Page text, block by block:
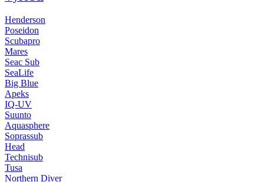
Henderson
Poseidon
Scubapro
Mares
Seac Sub
SeaLife
Big Blue
Apeks
IQ-UV
Suunto
Aquasphere
Soprassub
Head
Technisub
Tusa
Northern Diver